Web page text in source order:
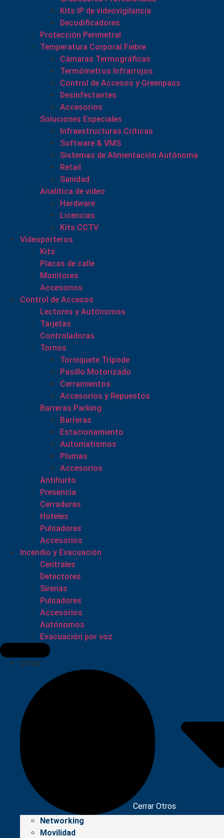
Kits IP de videovigilancia
Decodificadores
Protección Perimetral
Temperatura Corporal Fiebre
Cámaras Termográficas
Termómetros Infrarrojos
Control de Accesos y Greenpass
Desinfectantes
Accesorios
Soluciones Especiales
Infraestructuras Críticas
Software & VMS
Sistemas de Alimentación Autónoma
Retail
Sanidad
Analítica de video
Hardware
Licencias
Kits CCTV
Videoporteros
Kits
Placas de calle
Monitores
Accesorios
Control de Accesos
Lectores y Autónomos
Tarjetas
Controladoras
Tornos
Torniquete Tripode
Pasillo Motorizado
Cerramientos
Accesorios y Repuestos
Barreras Parking
Barreras
Estacionamiento
Automatismos
Plumas
Accesorios
Antihurto
Presencia
Cerraduras
Hoteles
Pulsadores
Accesorios
Incendio y Evacuación
Centrales
Detectores
Sirenas
Pulsadores
Accesorios
Autónomos
Evacuación por voz
Otros
Cerrar Otros
Networking
Movilidad